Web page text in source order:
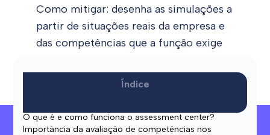
Índice
O que é e como funciona o assessment center?
Importância da avaliação de competências nos
Como mitigar: desenha as simulações a
partir de situações reais da empresa e
das competências que a função exige
Experiência do candidato.
bons profissionais.Como mitigar: explica
Precisa de ajuda?